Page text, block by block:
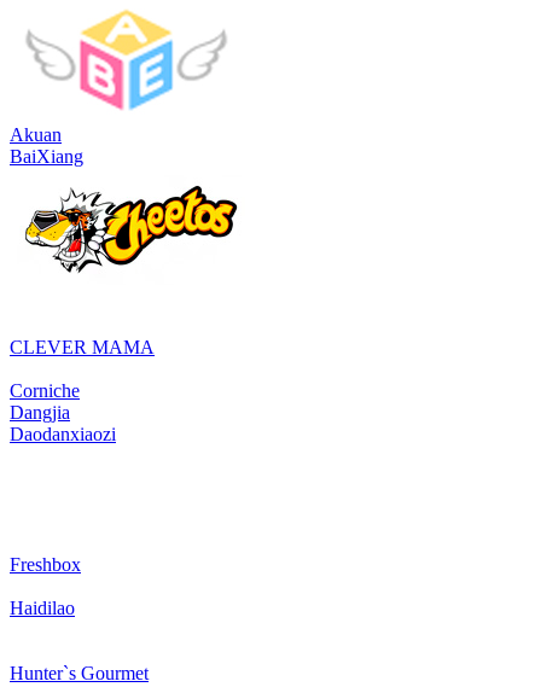
Akuan
BaiXiang
CLEVER MAMA
Corniche
Dangjia
Daodanxiaozi
Freshbox
Haidilao
Hunter`s Gourmet